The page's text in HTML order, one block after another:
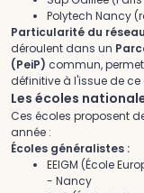
Polytech Nancy
Particularité du
déroulent dans un
(PeiP) commun,
définitive à l'issue de
Les écoles
Ces écoles proposent
année :
Écoles généralistes :
EEIGM (École
- Nancy